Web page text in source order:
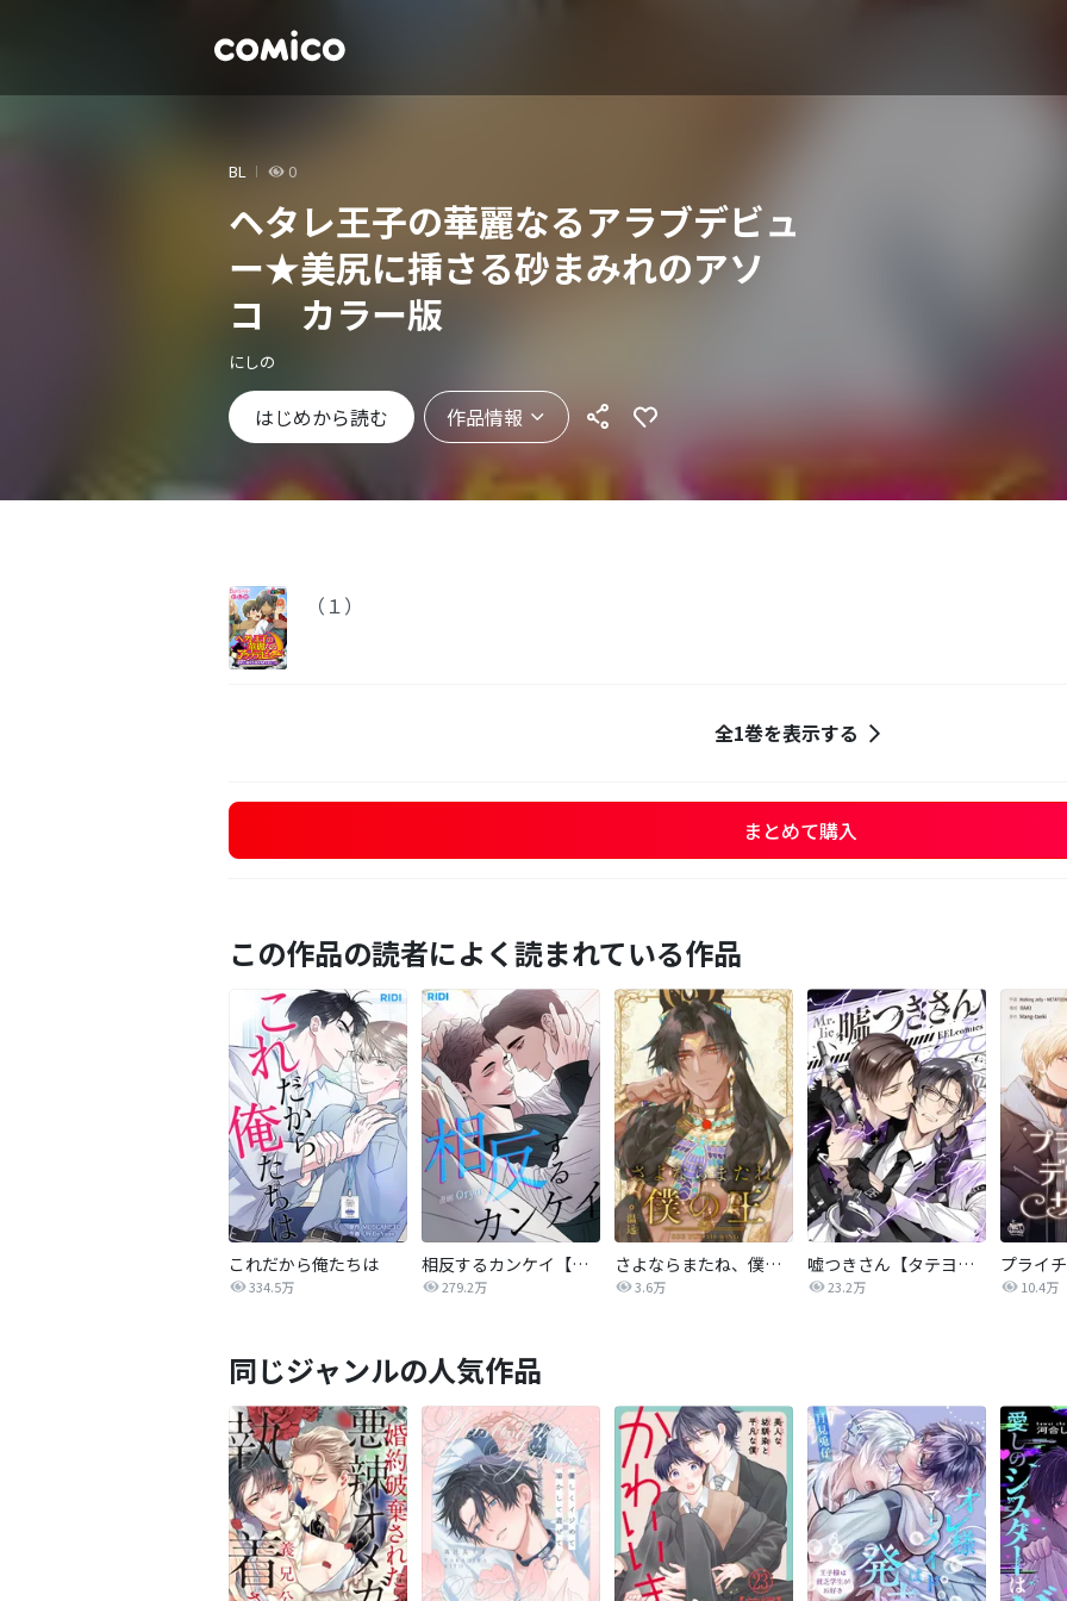
BL 0
ヘタレ王子の華麗なるアラブデビュ
ー★美尻に挿さる砂まみれのアソ
コ カラー版
にしの
はじめから読む 作品情報
（１）
全1巻を表示する
まとめて購入
この作品の読者によく読まれている作品
これだから俺たちは
334.5万
相反するカンケイ【改訂版】
279.2万
さよならまたね、僕の王【タテヨミ】
3.6万
嘘つきさん【タテヨミ】
23.2万 10.4万
同じジャンルの人気作品